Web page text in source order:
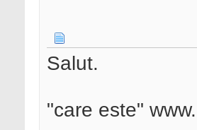
Salut.
"care este"